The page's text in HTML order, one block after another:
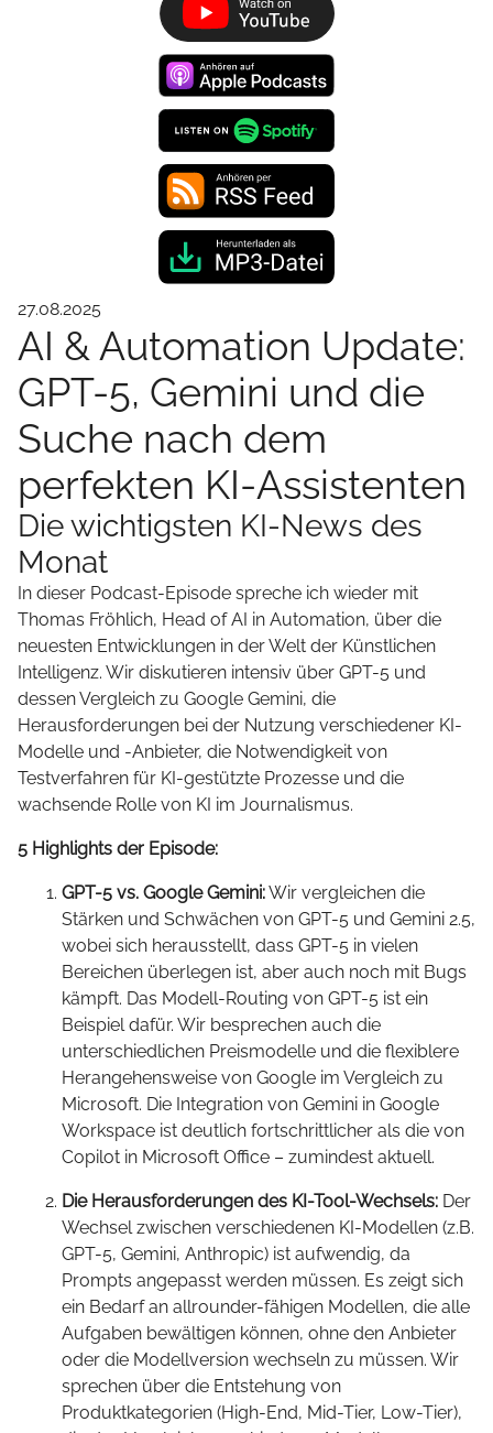
27.08.2025
AI & Automation Update:
GPT-5, Gemini und die
Suche nach dem
perfekten KI-Assistenten
Die wichtigsten KI-News des
Monat
In dieser Podcast-Episode spreche ich wieder mit
Thomas Fröhlich, Head of AI in Automation, über die
neuesten Entwicklungen in der Welt der Künstlichen
Intelligenz. Wir diskutieren intensiv über GPT-5 und
dessen Vergleich zu Google Gemini, die
Herausforderungen bei der Nutzung verschiedener KI-
Modelle und -Anbieter, die Notwendigkeit von
Testverfahren für KI-gestützte Prozesse und die
wachsende Rolle von KI im Journalismus.
5 Highlights der Episode:
GPT-5 vs. Google Gemini:Wir vergleichen die
Stärken und Schwächen von GPT-5 und Gemini 2.5,
wobei sich herausstellt, dass GPT-5 in vielen
Bereichen überlegen ist, aber auch noch mit Bugs
kämpft. Das Modell-Routing von GPT-5 ist ein
Beispiel dafür. Wir besprechen auch die
unterschiedlichen Preismodelle und die flexiblere
Herangehensweise von Google im Vergleich zu
Microsoft. Die Integration von Gemini in Google
Workspace ist deutlich fortschrittlicher als die von
Copilot in Microsoft Office – zumindest aktuell.
Die Herausforderungen des KI-Tool-Wechsels: Der
Wechsel zwischen verschiedenen KI-Modellen (z.B.
GPT-5, Gemini, Anthropic) ist aufwendig, da
Prompts angepasst werden müssen. Es zeigt sich
ein Bedarf an allrounder-fähigen Modellen, die alle
Aufgaben bewältigen können, ohne den Anbieter
oder die Modellversion wechseln zu müssen. Wir
sprechen über die Entstehung von
Produktkategorien (High-End, Mid-Tier, Low-Tier),